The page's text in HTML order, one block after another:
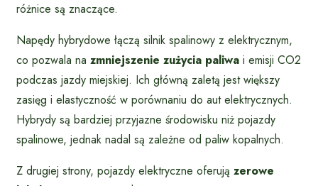
różnice są znaczące.
Napędy hybrydowe łączą silnik spalinowy z elektrycznym,
co pozwala na zmniejszenie zużycia paliwa i emisji CO2
podczas jazdy miejskiej. Ich główną zaletą jest większy
zasięg i elastyczność w porównaniu do aut elektrycznych.
Hybrydy są bardziej przyjazne środowisku niż pojazdy
spalinowe, jednak nadal są zależne od paliw kopalnych.
Z drugiej strony, pojazdy elektryczne oferują zerowe